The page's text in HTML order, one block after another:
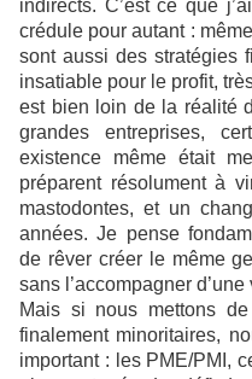
indirects. C’est ce que
crédule pour autant :
sont aussi des stratégies
insatiable pour le profit,
est bien loin de la réalité
grandes entreprises,
existence même était
préparent résolument à
mastodontes, et un
années. Je pense
de rêver créer le même
sans l’accompagner
Mais si nous mettons
finalement minoritaires,
important : les PME/PMI,